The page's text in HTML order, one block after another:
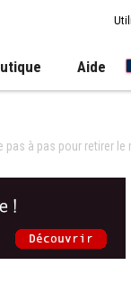
Aide
pas à pas pour retirer le